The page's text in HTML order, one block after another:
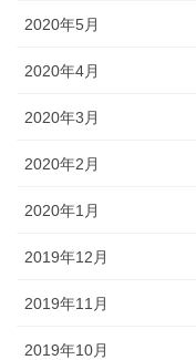
2020年5月
2020年4月
2020年3月
2020年2月
2020年1月
2019年12月
2019年11月
2019年10月